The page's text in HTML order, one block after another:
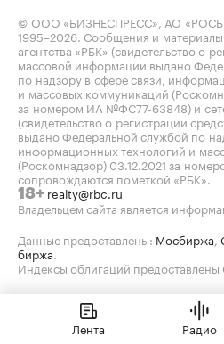
© ООО «БИЗНЕСПРЕСС», АО
1995–2026. Сообщения и
агентства «РБК» (свидетельство о
массовой информации выдано
по надзору в сфере связи,
и массовых коммуникаций
за номером ИА №ФС77-63848) и
(свидетельство о регистрации
выдано Федеральной службой по
информационных технологий и
(Роскомнадзор) 03.12.2021 за
сопровождаются пометкой «РБК».
18+ realty@rbc.ru
Владельцем сайта является
Данные предоставлены: Мосбиржа,
биржа.
Индексы облигаций предоставлены
Лента Радио